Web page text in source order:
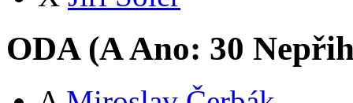
ODA (AAno: 30